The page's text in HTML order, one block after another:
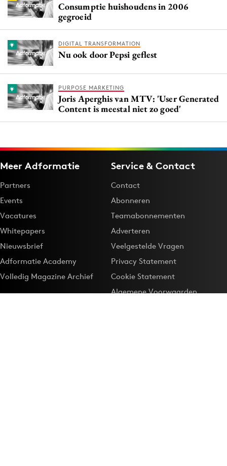
Consumptie huishoudens in 2006
gegroeid
DIGITAL TRANSFORMATION
Nu ook door Pepsi geflest
PURPOSE MARKETING
Joris Aperghis van MTV: 'User Generated
Content is meestal niet zo goed'
Meer Adformatie
Partners
Events
Vacatures
Whitepapers
Nieuwsbrief
Adformatie Academy
Volledig Magazine Archief
Service & Contact
Contact
Abonneren
Teamabonnementen
Adverteren
Veelgestelde Vragen
Privacy Statement
Cookie Statement
Algemene Voorwaarden